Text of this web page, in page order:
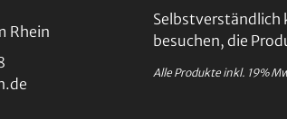
Rhein
Selbstverständlich
besuchen, die
Alle Produkte inkl. 19%